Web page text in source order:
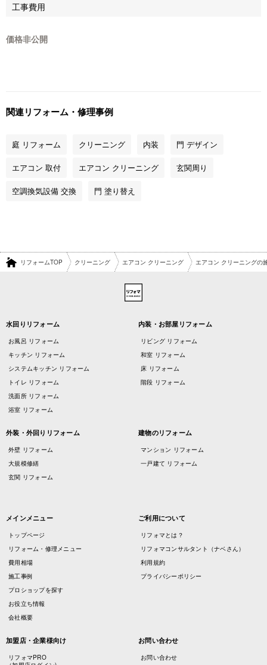
工事費用
価格非公開
関連リフォーム・修理事例
庭 リフォーム クリーニング 内装 門 デザイン
エアコン 取付 エアコン クリーニング 玄関周り
空調換気設備 交換 門 塗り替え
リフォームTOP クリーニング エアコン クリーニング エアコン クリーニングの
水回りリフォーム
お風呂 リフォーム
キッチン リフォーム
システムキッチン リフォーム
トイレ リフォーム
洗面所 リフォーム
浴室 リフォーム
内装・お部屋リフォーム
リビング リフォーム
和室 リフォーム
床 リフォーム
階段 リフォーム
外装・外回りリフォーム
外壁 リフォーム
大規模修繕
玄関 リフォーム
建物のリフォーム
マンション リフォーム
一戸建て リフォーム
メインメニュー
トップページ
リフォーム・修理メニュー
費用相場
施工事例
プロショップを探す
お役立ち情報
会社概要
ご利用について
リフォマとは？
リフォマコンサルタント（ナベさん）
利用規約
プライバシーポリシー
加盟店・企業様向け
リフォマPRO
お問い合わせ
お問い合わせ